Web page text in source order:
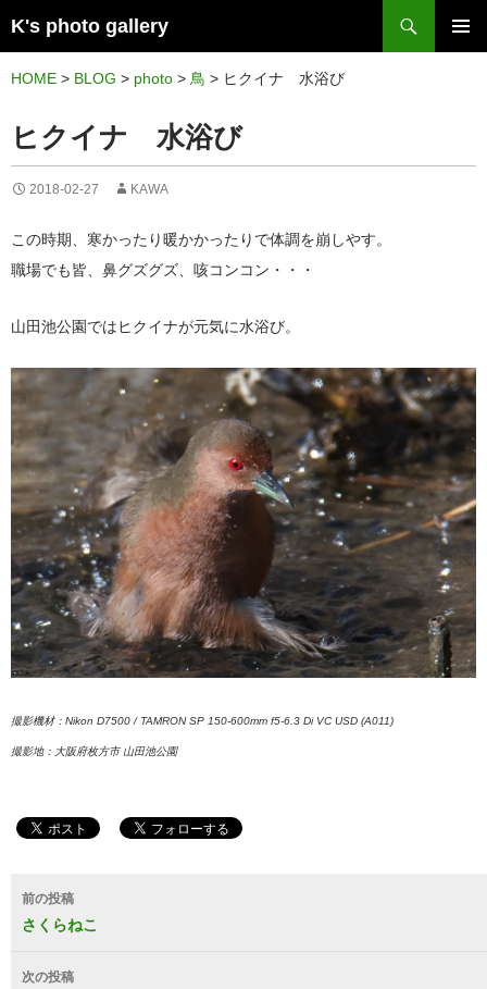
K's photo gallery
ン
ン
ツ
へ
キ
プ
HOME > BLOG > photo > 鳥 > ヒクイナ 水浴び
ヒクイナ 水浴び
2018-02-27 KAWA
この時期、寒かったり暖かかったりで体調を崩しやす。
職場でも皆、鼻グズグズ、咳コンコン・・・
山田池公園ではヒクイナが元気に水浴び。
撮影機材：Nikon D7500 / TAMRON SP 150-600mm f5-6.3 Di VC USD (A011)
撮影地：大阪府枚方市 山田池公園
投
稿
ナ
前の投稿
さくらねこ
次の投稿